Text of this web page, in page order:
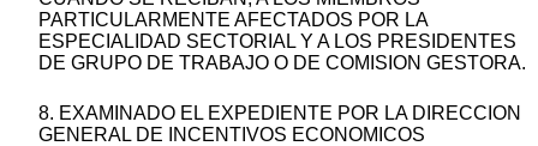
PARTICULARMENTE AFECTADOS POR LA
ESPECIALIDAD SECTORIAL Y A LOS PRESIDENTES
DE GRUPO DE TRABAJO O DE COMISION GESTORA.
8. EXAMINADO EL EXPEDIENTE POR LA DIRECCION
GENERAL DE INCENTIVOS ECONOMICOS